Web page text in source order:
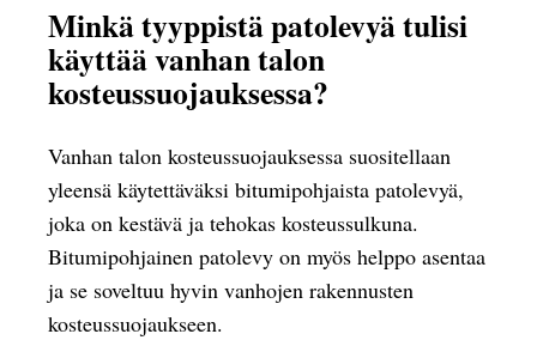
Minkä tyyppistä patolevyä tulisi
käyttää vanhan talon
kosteussuojauksessa?
Vanhan talon kosteussuojauksessa suositellaan
yleensä käytettäväksi bitumipohjaista patolevyä,
joka on kestävä ja tehokas kosteussulkuna.
Bitumipohjainen patolevy on myös helppo asentaa
ja se soveltuu hyvin vanhojen rakennusten
kosteussuojaukseen.